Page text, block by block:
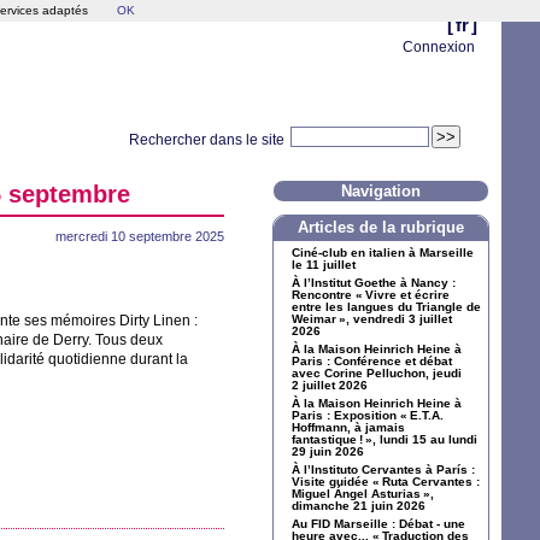
[ fr ]
Connexion
Rechercher dans le site
septembre
mercredi 10 septembre 2025
ses mémoires Dirty Linen :
de Derry. Tous deux
quotidienne durant la
Navigation
Articles de la rubrique
Ciné-club en italien à Marseille
le 11 juillet
À l’Institut Goethe à Nancy :
Rencontre « Vivre et écrire
entre les langues du Triangle de
Weimar», vendredi 3 juillet
2026
À la Maison Heinrich Heine à
Paris : Conférence et débat
avec Corine Pelluchon, jeudi
2 juillet 2026
À la Maison Heinrich Heine à
Paris : Exposition « E.T.A.
Hoffmann, à jamais
fantastique !», lundi 15 au lundi
29 juin 2026
À l’Instituto Cervantes à París :
Visite guidée « Ruta Cervantes :
Miguel Ángel Asturias »,
dimanche 21 juin 2026
Au FID Marseille : Débat - une
heure avec... « Traduction des
adaptés OK